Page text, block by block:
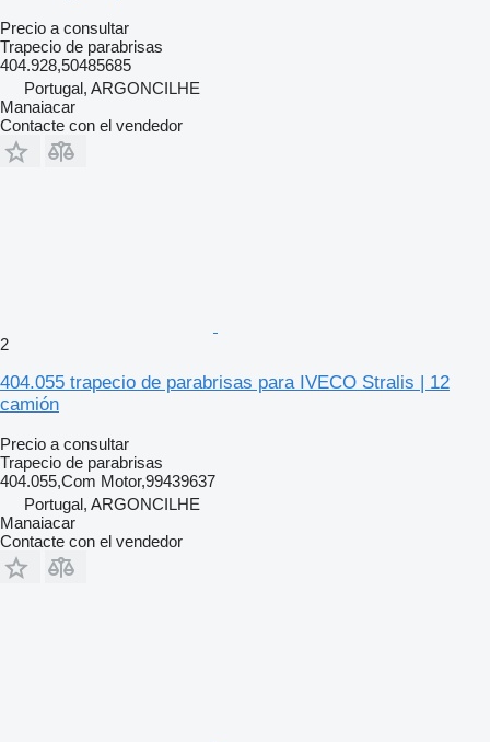
Precio a consultar
Trapecio de parabrisas
404.928,50485685
Portugal, ARGONCILHE
Manaiacar
Contacte con el vendedor
2
404.055 trapecio de parabrisas para IVECO Stralis | 12
camión
Precio a consultar
Trapecio de parabrisas
404.055,Com Motor,99439637
Portugal, ARGONCILHE
Manaiacar
Contacte con el vendedor